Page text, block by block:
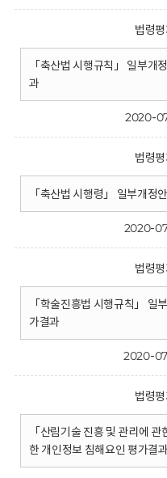
법령
「축산법 시행규칙」 일부개
과
2020-
법령
「축산법 시행령」 일부개정
2020-
법령
「학술진흥법 시행규칙」 일
가결과
2020-
법령
「산림기술 진흥 및 관리에
한 개인정보 침해요인 평가결과